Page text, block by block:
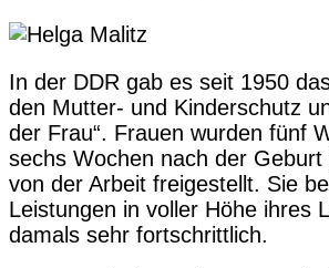
In der DDR gab es seit 1950
den Mutter- und Kinderschutz
der Frau“. Frauen wurden fünf
sechs Wochen nach der Geburt
von der Arbeit freigestellt. Sie
Leistungen in voller Höhe ihres
damals sehr fortschrittlich.